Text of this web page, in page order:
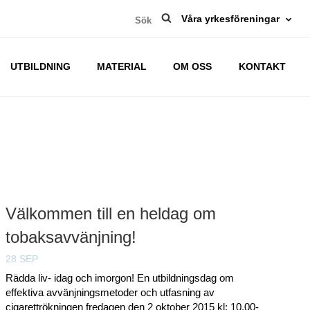
Sök
Våra yrkesföreningar
UTBILDNING MATERIAL OM OSS KONTAKT
Välkommen till en heldag om
tobaksavvänjning!
28 SEP
Rädda liv- idag och imorgon! En utbildningsdag om
effektiva avvänjningsmetoder och utfasning av
cigarettrökningen fredagen den 2 oktober 2015 kl: 10.00-